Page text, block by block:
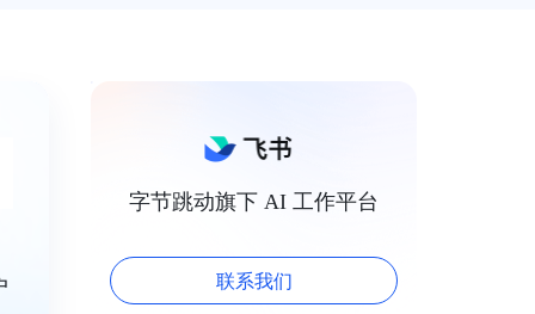
字节跳动旗下 AI 工作平台
联系我们